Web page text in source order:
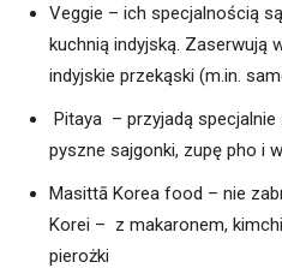
Veggie – ich specjalnością
kuchnią indyjską. Zaserwują
indyjskie przekąski (m.in.
Pitaya – przyjadą
pyszne sajgonki, zupę pho i
Masittā Korea food – nie
Korei – z makaronem,
pierożki